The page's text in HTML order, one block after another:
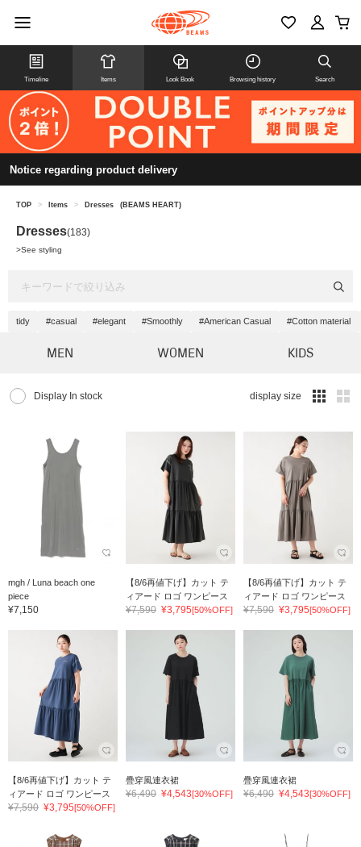
Timeline Items Look Book Browsing history Search
Notice regarding product delivery
TOP > Items > Dresses (BEAMS HEART)
Dresses(183)
>See styling
tidy #casual #elegant #Smoothly #American Casual #Cotton material
MEN WOMEN KIDS
Display In stock display size
mgh / Luna beach one
piece
¥7,150
【8/6再値下げ】カット テ
ィアード ロゴ ワンピース
¥7,590 ¥3,795[50%OFF]
【8/6再値下げ】カット テ
ィアード ロゴ ワンピース
¥7,590 ¥3,795[50%OFF]
【8/6再値下げ】カット テ
ィアード ロゴ ワンピース
¥7,590 ¥3,795[50%OFF]
疊穿風連衣裙
¥6,490 ¥4,543[30%OFF]
疊穿風連衣裙
¥6,490 ¥4,543[30%OFF]